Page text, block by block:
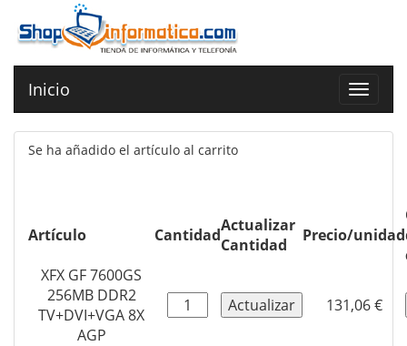
Toggle
Inicio
Se ha añadido el artículo al carrito
Artículo CantidadActualizar
Cantidad
Precio/unidad
XFX GF 7600GS
256MB DDR2
TV+DVI+VGA 8X
AGP
131,06 €